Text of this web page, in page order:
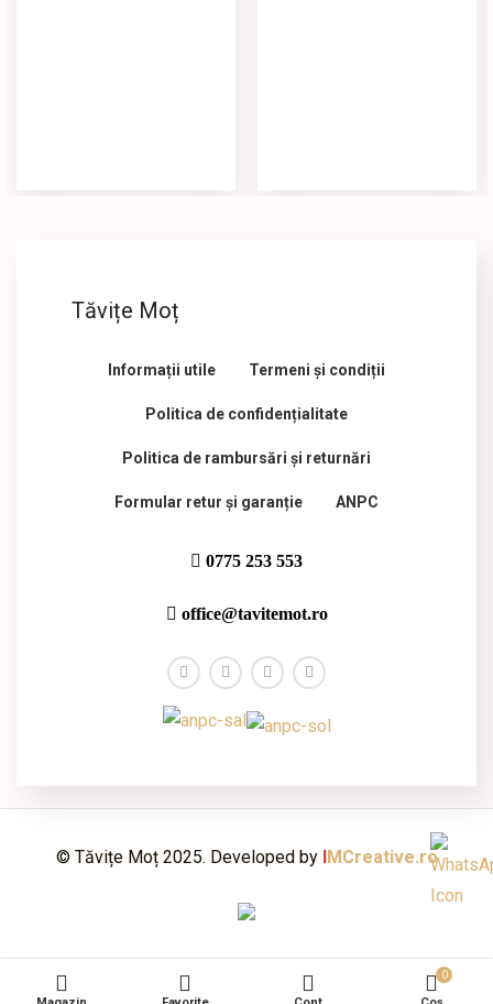
Tăvițe Moț
Informații utile Termeni și condiții
Politica de confidențialitate
Politica de rambursări și returnări
Formular retur și garanție ANPC
0775 253 553
office@tavitemot.ro
© Tăvițe Moț 2025. Developed by IMCreative.ro
0